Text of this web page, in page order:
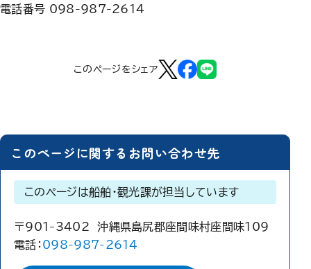
電話番号 098-987-2614
このページをシェア
このページに関するお問い合わせ先
このページは船舶・観光課が担当しています
〒901-3402 沖縄県島尻郡座間味村座間味109
電話： 098-987-2614